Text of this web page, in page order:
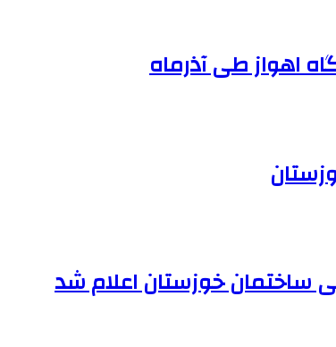
ساختمان خوزستان اعلام شد